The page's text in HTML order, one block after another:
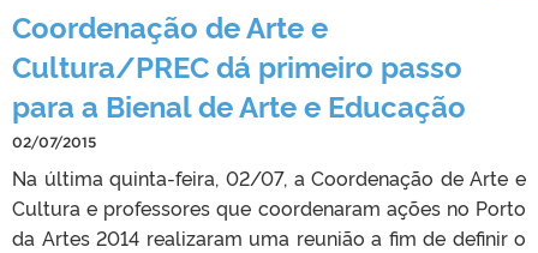
OUVIDORIA
PORTARIAS
TELEFONES
Coordenação de Arte e
Cultura/PREC dá primeiro passo
para a Bienal de Arte e Educação
02/07/2015
Na última quinta-feira, 02/07, a Coordenação de Arte e
Cultura e professores que coordenaram ações no Porto
da Artes 2014 realizaram uma reunião a fim de definir o